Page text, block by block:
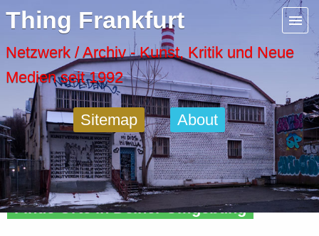
Thing Frankfurt
Netzwerk / Archiv - Kunst, Kritik und Neue
Medien seit 1992
Sitemap About
Finde Orte in Deiner Umgebung
Menu
Artspaces
Cool Places
Frankfurt Diary
Activity
Recent Posts